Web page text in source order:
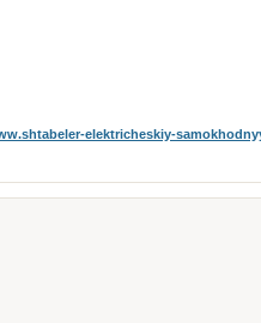
elektricheskiy-